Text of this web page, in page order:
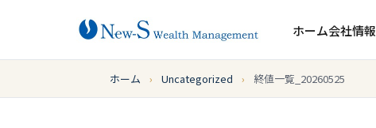
ホーム会社情報
ホーム › Uncategorized › 終値一覧_20260525